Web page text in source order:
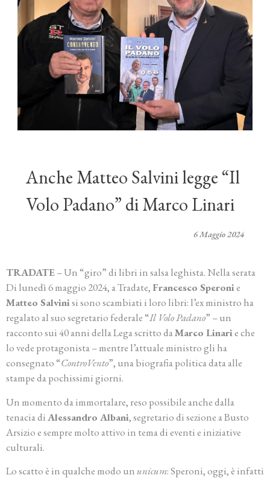
Anche Matteo Salvini legge “Il
Volo Padano” di Marco Linari
6 Maggio 2024
TRADATE– Un “giro” di libri in salsa leghista. Nella serata
Di lunedì 6 maggio 2024, a Tradate,Francesco Speronie
Matteo Salvinisi sono scambiati i loro libri: l’ex ministro ha
regalato al suo segretario federale “Il Volo Padano” – un
racconto sui 40 anni della Lega scritto daMarco Linarie che
lo vede protagonista – mentre l’attuale ministro gli ha
consegnato “ControVento”, una biografia politica data alle
stampe da pochissimi giorni.
Un momento da immortalare, reso possibile anche dalla
tenacia diAlessandro Albani, segretario di sezione a Busto
Arsizio e sempre molto attivo in tema di eventi e iniziative
culturali.
Lo scatto è in qualche modo ununicum: Speroni, oggi, è infatti